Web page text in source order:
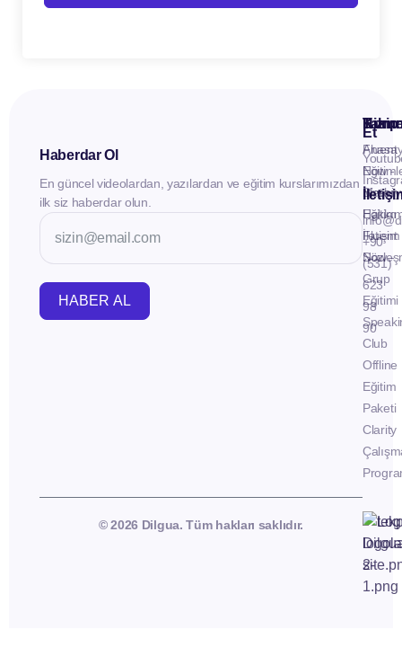
Haberdar Ol
En güncel videolardan, yazılardan ve eğitim kurslarımızdan
ilk siz haberdar olun.
HABER AL
İletişim
Fluent
Now -
Birebir
Eğitim
Fluent
Now -
Grup
Eğitimi
Club
Offline
Eğitim
Paketi
Clarity
Takip
Et
+90
(531)
623
98
90
© 2026 Dilgua. Tüm hakları saklıdır.